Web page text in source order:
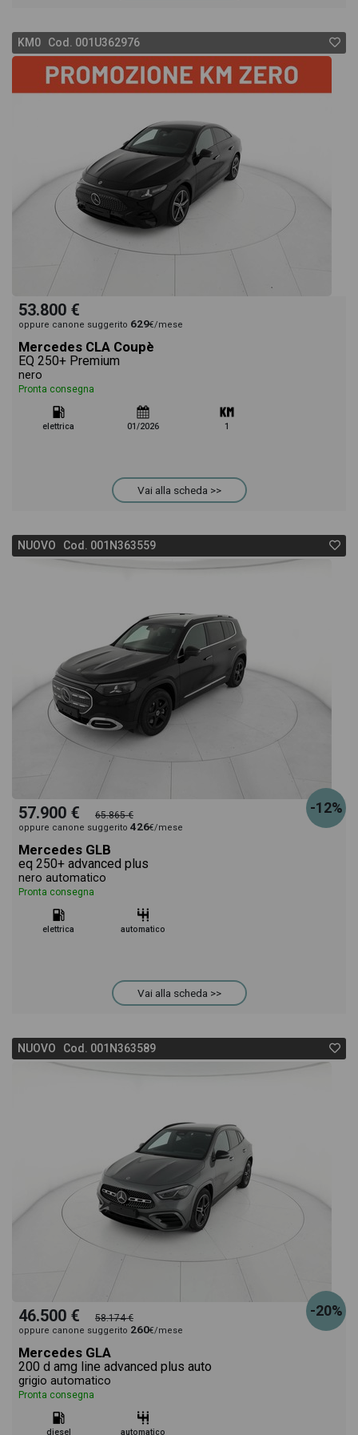
offerta e rata consigliata per l'acquisto del veicolo.
KM0 Cod. 001U362976
53.800 €
oppure canone suggerito 629€/mese
Mercedes CLA Coupè
EQ 250+ Premium
nero
Pronta consegna
elettrica 01/2026 1
Vai alla scheda >>
NUOVO Cod. 001N363559
-12%
57.900 € 65.865 €
oppure canone suggerito 426€/mese
Mercedes GLB
eq 250+ advanced plus
nero automatico
Pronta consegna
elettrica automatico
Vai alla scheda >>
NUOVO Cod. 001N363589
-20%
46.500 € 58.174 €
oppure canone suggerito 260€/mese
Mercedes GLA
200 d amg line advanced plus auto
grigio automatico
Pronta consegna
diesel automatico